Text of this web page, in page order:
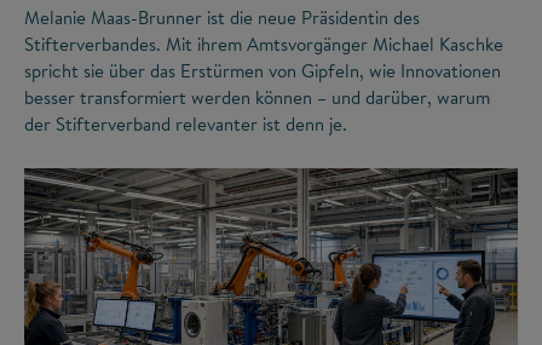
Melanie Maas-Brunner ist die neue Präsidentin des
Stifterverbandes. Mit ihrem Amtsvorgänger Michael Kaschke
spricht sie über das Erstürmen von Gipfeln, wie Innovationen
besser transformiert werden können – und darüber, warum
der Stifterverband relevanter ist denn je.